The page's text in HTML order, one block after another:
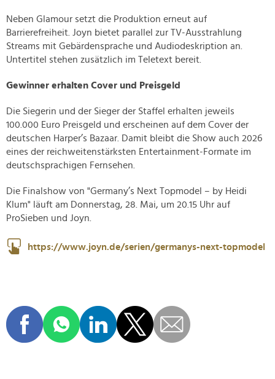
Neben Glamour setzt die Produktion erneut auf
Barrierefreiheit. Joyn bietet parallel zur TV-Ausstrahlung
Streams mit Gebärdensprache und Audiodeskription an.
Untertitel stehen zusätzlich im Teletext bereit.
Gewinner erhalten Cover und Preisgeld
Die Siegerin und der Sieger der Staffel erhalten jeweils
100.000 Euro Preisgeld und erscheinen auf dem Cover der
deutschen Harper’s Bazaar. Damit bleibt die Show auch 2026
eines der reichweitenstärksten Entertainment-Formate im
deutschsprachigen Fernsehen.
Die Finalshow von "Germany’s Next Topmodel – by Heidi
Klum" läuft am Donnerstag, 28. Mai, um 20.15 Uhr auf
ProSieben und Joyn.
https://www.joyn.de/serien/germanys-next-topmodel